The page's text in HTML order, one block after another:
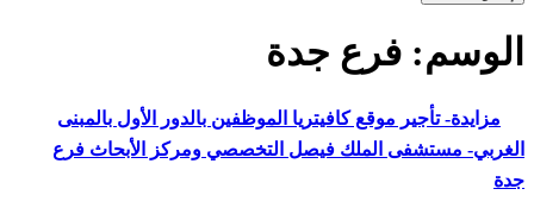
فرع جدة
تأجير موقع كافيتريا الموظفين بالدور الأول بالمبنى
مستشفى الملك فيصل التخصصي ومركز الأبحاث فرع